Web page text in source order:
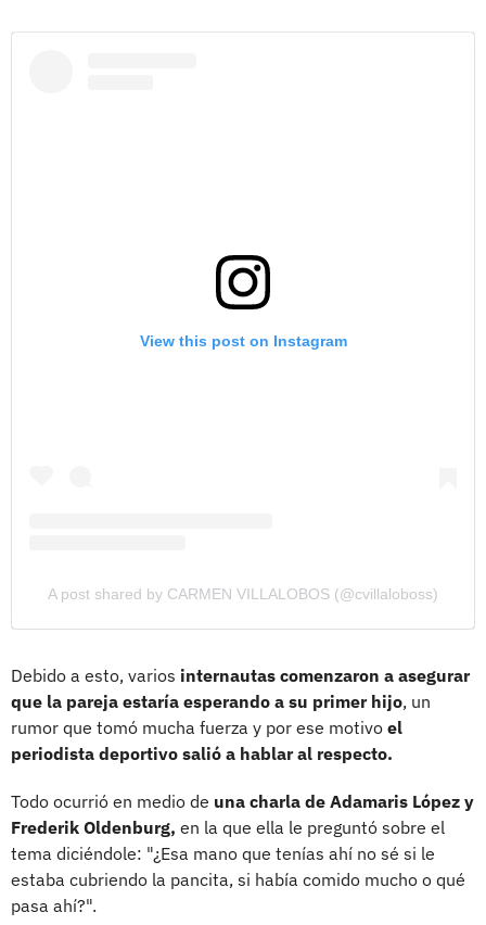
View this post on Instagram
A post shared by CARMEN VILLALOBOS (@cvillaloboss)
Debido a esto, varios internautas comenzaron a asegurar
que la pareja estaría esperando a su primer hijo, un
rumor que tomó mucha fuerza y por ese motivo el
periodista deportivo salió a hablar al respecto.
Todo ocurrió en medio de una charla de Adamaris López y
Frederik Oldenburg, en la que ella le preguntó sobre el
tema diciéndole: "¿Esa mano que tenías ahí no sé si le
estaba cubriendo la pancita, si había comido mucho o qué
pasa ahí?".